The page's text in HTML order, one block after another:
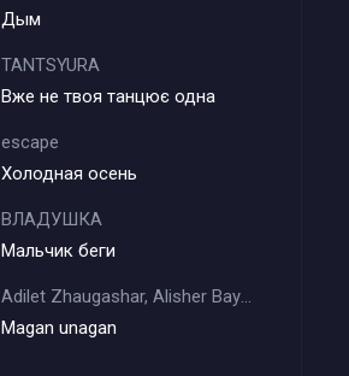
Дым
TANTSYURA
Вже не твоя танцює одна
escape
Холодная осень
ВЛАДУШКА
Мальчик беги
Adilet Zhaugashar, Alisher Bayniyazov
Magan unagan